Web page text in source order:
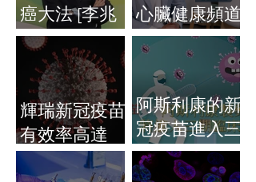
癌大法 [李兆
康醫生 臨床
腫瘤科專科醫
生]
心臟健康頻道
（H2C）即將
上映「全心院
線」
輝瑞新冠疫苗
有效率高達
90%
阿斯利康的新
冠疫苗進入三
期臨床試驗